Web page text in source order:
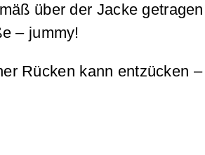
über der Jacke
– jummy!
Rücken kann entzücken